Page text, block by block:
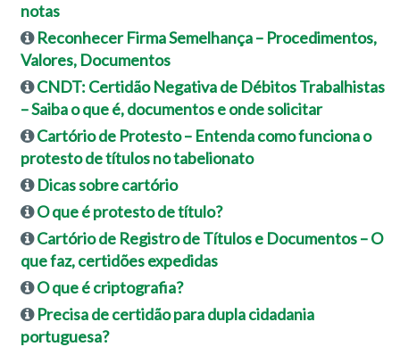
notas
Reconhecer Firma Semelhança – Procedimentos,
Valores, Documentos
CNDT: Certidão Negativa de Débitos Trabalhistas
– Saiba o que é, documentos e onde solicitar
Cartório de Protesto – Entenda como funciona o
protesto de títulos no tabelionato
Dicas sobre cartório
O que é protesto de título?
Cartório de Registro de Títulos e Documentos – O
que faz, certidões expedidas
O que é criptografia?
Precisa de certidão para dupla cidadania
portuguesa?